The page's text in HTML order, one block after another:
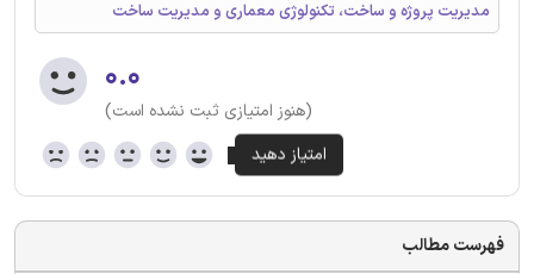
مدیریت پروژه و ساخت، تکنولوژی معماری و مدیریت ساخت
۰.۰
(هنوز امتیازی ثبت نشده است)
فهرست مطالب